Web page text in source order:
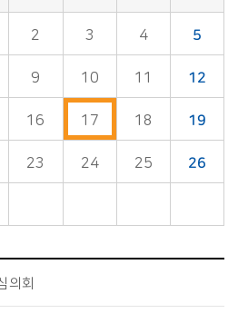
2 3 4 5
9 10 11 12
16 17 18 19
23 24 25 26
의회